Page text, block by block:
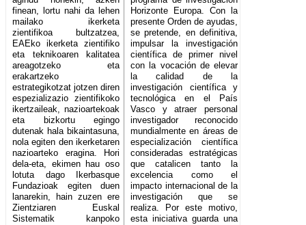
finean, lortu nahi da lehen
mailako ikerketa
zientifikoa bultzatzea,
EAEko ikerketa zientifiko
eta teknikoaren kalitatea
areagotzeko eta
erakartzeko
estrategikotzat jotzen diren
espezializazio zientifikoko
ikertzaileak, nazioartekoak
eta bizkortu egingo
dutenak hala bikaintasuna,
nola egiten den ikerketaren
nazioarteko eragina. Hori
dela-eta, ekimen hau oso
lotuta dago Ikerbasque
Fundazioak egiten duen
lanarekin, hain zuzen ere
Zientziaren Euskal
Sistematik kanpoko
Horizonte Europa. Con la
presente Orden de ayudas,
se pretende, en definitiva,
impulsar la investigación
científica de primer nivel
con la vocación de elevar
la calidad de la
investigación científica y
tecnológica en el País
Vasco y atraer personal
investigador reconocido
mundialmente en áreas de
especialización científica
consideradas estratégicas
que catalicen tanto la
excelencia como el
impacto internacional de la
investigación que se
realiza. Por este motivo,
esta iniciativa guarda una